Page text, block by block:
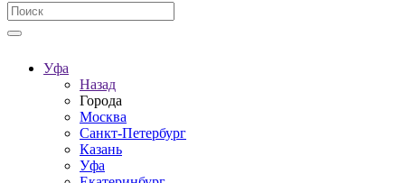
Уфа
Назад
Города
Москва
Санкт-Петербург
Казань
Уфа